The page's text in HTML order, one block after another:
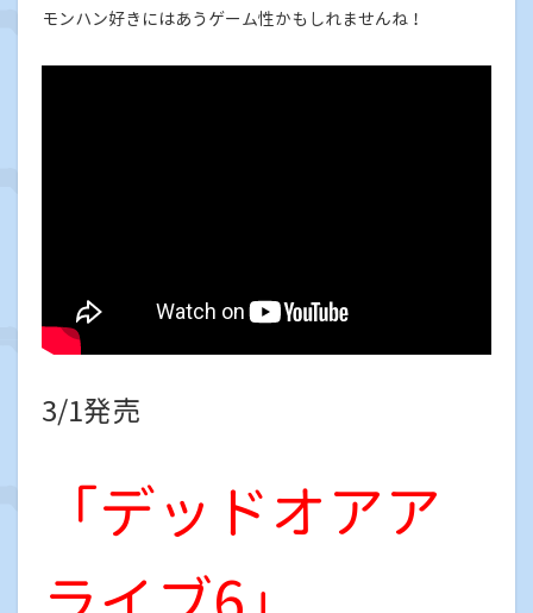
モンハン好きにはあうゲーム性かもしれませんね！
3/1発売
「デッドオアア